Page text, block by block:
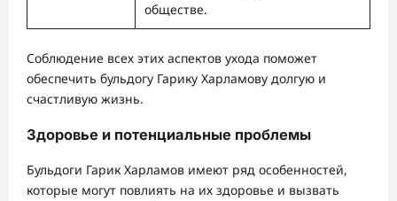
обществе.
Соблюдение всех этих аспектов ухода поможет
обеспечить бульдогу Гарику Харламову долгую и
счастливую жизнь.
Здоровье и потенциальные проблемы
Бульдоги Гарик Харламов имеют ряд особенностей,
которые могут повлиять на их здоровье и вызвать